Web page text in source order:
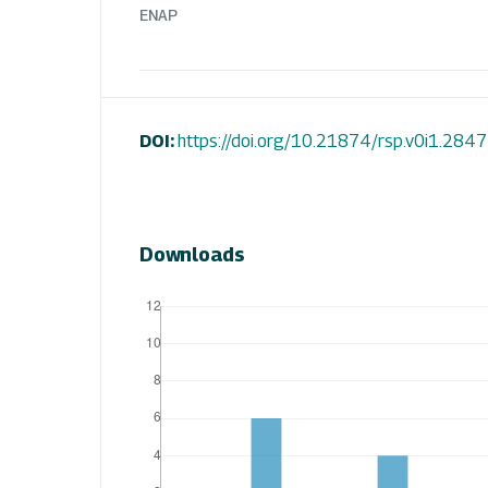
ENAP
DOI:https://doi.org/10.21874/rsp.v0i1.2847
Downloads